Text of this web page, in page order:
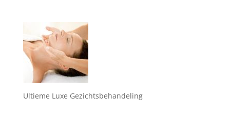
Ultieme Luxe Gezichtsbehandeling